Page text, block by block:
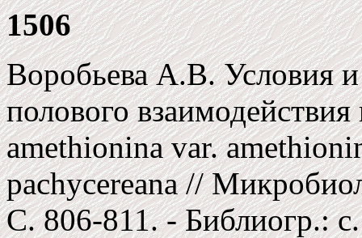
1506
Воробьева А.В. Условия
полового
amethionina var.
pachycereana //
C. 806-811. - Библиогр.: